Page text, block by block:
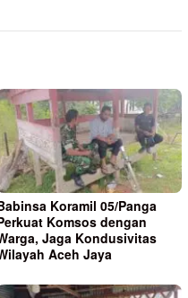
Koramil 05/Panga
Komsos dengan
Jaga Kondusivitas
Aceh Jaya